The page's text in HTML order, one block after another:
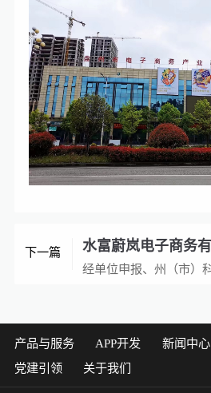
下一篇
产品与服务 APP开发 新闻中心
党建引领
关于我们